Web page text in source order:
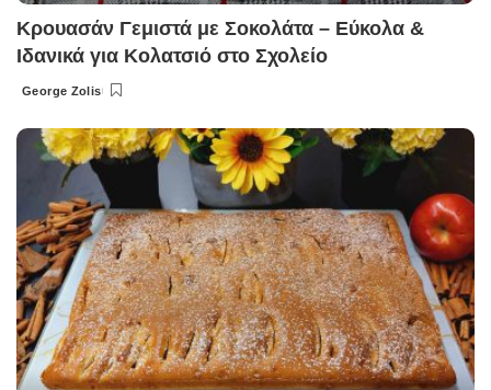
Κρουασάν Γεμιστά με Σοκολάτα – Εύκολα &
Ιδανικά για Κολατσιό στο Σχολείο
Posted
George Zolis